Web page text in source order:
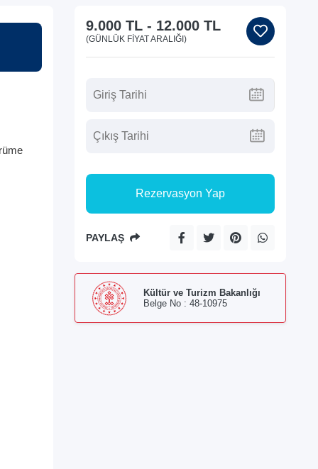
9.000 TL- 12.000 TL
(GÜNLÜK FIYAT ARALIĞI)
Rezervasyon Yap
PAYLAŞ
Kültür ve Turizm Bakanlığı
Belge No : 48-10975